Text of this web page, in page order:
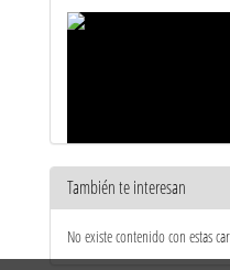
Robótica en las aulas de la
la asignatura de Robótica,
También te interesan
No existe contenido con estas